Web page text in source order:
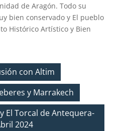
de Aragón. Todo su
bien conservado y El pueblo
Histórico Artístico y Bien
con Altim
y Marrakech
El Torcal de Antequera-
2024